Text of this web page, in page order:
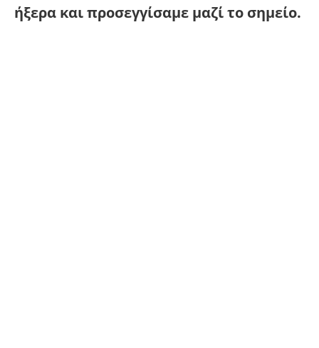
ήξερα και προσεγγίσαμε μαζί το σημείο.